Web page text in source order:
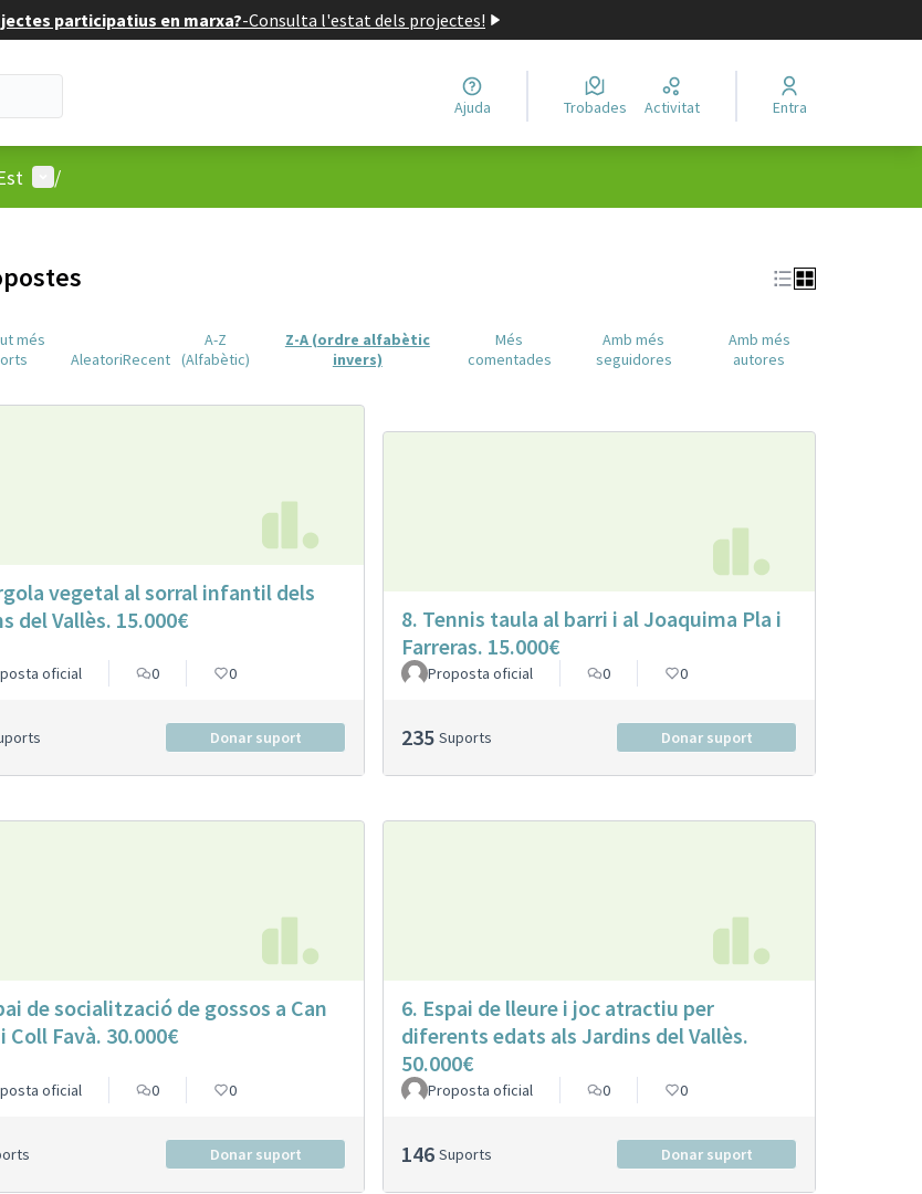
participatius en marxa?-Consulta l'estat dels projectes!
Ajuda Trobades Activitat Entra
Menú d'usuari
/
més
AleatoriRecent
A-Z
(Alfabètic)
Z-A (ordre alfabètic
invers)
Més
comentades
Amb més
seguidores
Amb més
autores
vegetal al sorral infantil dels
del Vallès. 15.000€
oficial 0 0
Donar suport
8. Tennis taula al barri i al Joaquima Pla i
Farreras. 15.000€
Proposta oficial 0 0
235 Suports Donar suport
de socialització de gossos a Can
Coll Favà. 30.000€
oficial 0 0
Donar suport
6. Espai de lleure i joc atractiu per
diferents edats als Jardins del Vallès.
50.000€
Proposta oficial 0 0
146 Suports Donar suport